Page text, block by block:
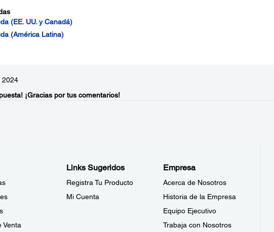
(EE. UU. y Canadá)
(América Latina)
2024
¡Gracias por tus comentarios!
Venta
Links Sugeridos
Registra Tu Producto
Mi Cuenta
Empresa
Acerca de Nosotros
Historia de la Empresa
Equipo Ejecutivo
Trabaja con Nosotros